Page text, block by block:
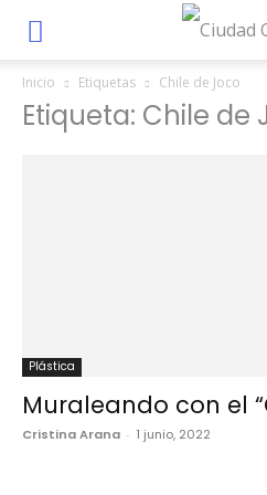
Inicio Etiquetas Chile de Joco
Etiqueta: Chile de
Plástica
Muraleando con el
Cristina Arana - 1 junio, 2022